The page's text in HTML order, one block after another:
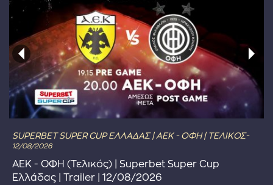
SUPERBET SUPER CUP ΕΛΛΑΔΑΣ | ΑΕΚ - ΟΦΗ | ΤΕΛΙΚΟΣ-
12/08/2026
ΑΕΚ - ΟΦΗ (Τελικός) | Superbet Super Cup
Ελλάδας | Trailer | 12/08/2026